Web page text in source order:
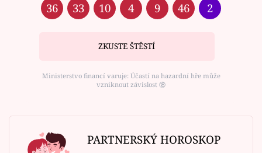
36 33 10 4 9 46 2
ZKUSTE ŠTĚSTÍ
Ministerstvo financí varuje: Účastí na hazardní hře může
vzniknout závislost ⑱
PARTNERSKÝ HOROSKOP